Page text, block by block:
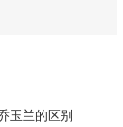
玉兰的区别